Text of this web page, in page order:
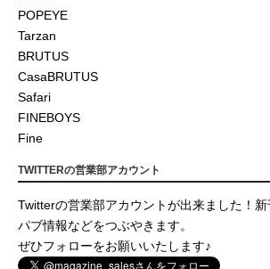
POPEYE
Tarzan
BRUTUS
CasaBRUTUS
Safari
FINEBOYS
Fine
TWITTERの営業部アカウント
Twitterの営業部アカウントが出来ました！新
パブ情報などをつぶやきます。
ぜひフォローをお願いいたします♪